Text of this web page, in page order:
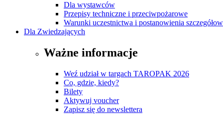
Dla wystawców
Przepisy techniczne i przeciwpożarowe
Warunki uczestnictwa i postanowienia
Dla Zwiedzających
Ważne informacje
Weź udział w targach TAROPAK 2026
Co, gdzie, kiedy?
Bilety
Aktywuj voucher
Zapisz się do newslettera